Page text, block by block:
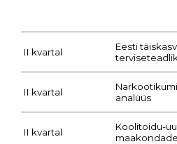
II kvartal
Eesti
II kvartal
analüüs
II kvartal
Koolitoidu-